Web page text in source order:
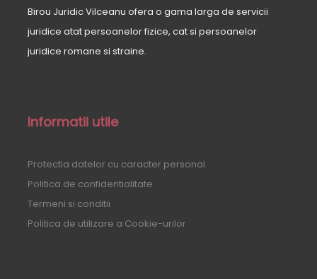
Birou Juridic Vilceanu ofera o gama larga de servicii
juridice atat persoanelor fizice, cat si persoanelor
juridice romane si straine.
Informatii utile
Protectia datelor cu caracter personal
Politica de confidentialitate
Termeni si conditii
Politica de utilizare a Cookie-urilor